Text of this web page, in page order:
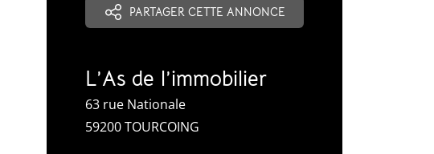
PARTAGER CETTE ANNONCE
L’As de l’immobilier
63 rue Nationale
59200 TOURCOING